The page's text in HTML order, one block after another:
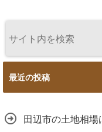
最近の投稿
田辺市の土地相